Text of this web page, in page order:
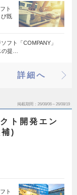
ト
び既
フト「COMPANY」
の提…
詳細へ
掲載期間 26/08/06～26/08/19
ト開発エン
)
ト